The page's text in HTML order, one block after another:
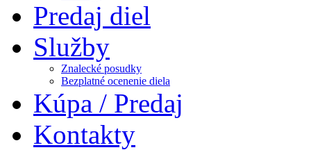
Predaj diel
Služby
Znalecké posudky
Bezplatné ocenenie diela
Kúpa / Predaj
Kontakty